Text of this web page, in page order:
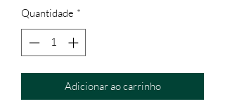
Quantidade *
Adicionar ao carrinho